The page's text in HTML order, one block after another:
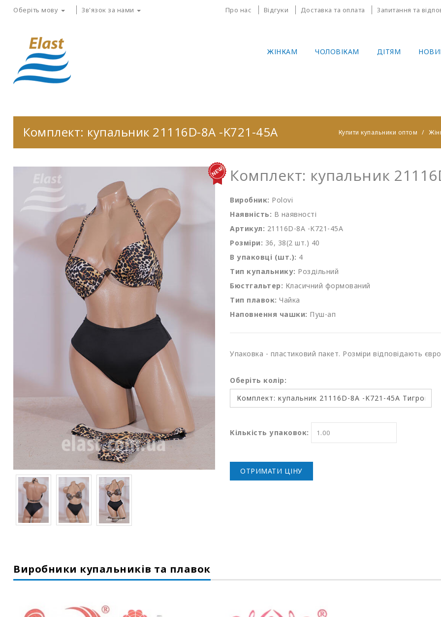
Оберіть мову Зв'язок за нами Про нас Відгуки Доставка та оплата Запитання та
ЖІНКАМ ЧОЛОВІКАМ ДІТЯМ
Комплект: купальник 21116D-8A -K721-45A Купити купальники оптом
Комплект: купальник
Виробник: Polovi
Наявність: В наявності
Артикул: 21116D-8A -K721-45A
Розміри: 36, 38(2 шт.) 40
В упаковці (шт.): 4
Тип купальнику: Роздільний
Бюстгальтер: Класичний формований
Тип плавок: Чайка
Наповнення чашки: Пуш-ап
Упаковка - пластиковий пакет. Розміри відповідають
Оберіть колір:
Кількість упаковок:
ОТРИМАТИ ЦІНУ
Виробники купальників та плавок